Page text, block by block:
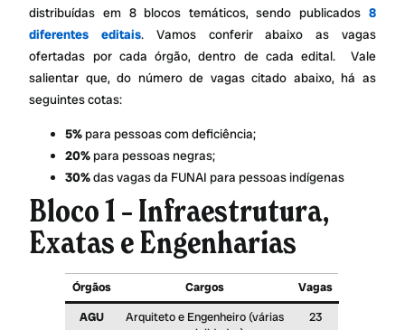
distribuídas em 8 blocos temáticos, sendo publicados 8
diferentes editais. Vamos conferir abaixo as vagas
ofertadas por cada órgão, dentro de cada edital. Vale
salientar que, do número de vagas citado abaixo, há as
seguintes cotas:
5% para pessoas com deficiência;
20% para pessoas negras;
30%das vagas da FUNAI para pessoas indígenas
Bloco 1 – Infraestrutura,
Exatas e Engenharias
Órgãos Cargos
Vagas
AGU
Arquiteto e Engenheiro (várias
23